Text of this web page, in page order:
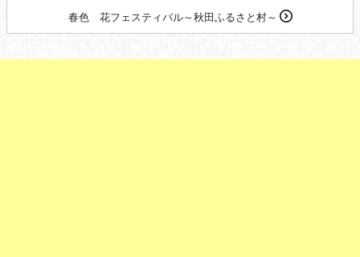
春色 花フェスティバル～秋田ふるさと村～